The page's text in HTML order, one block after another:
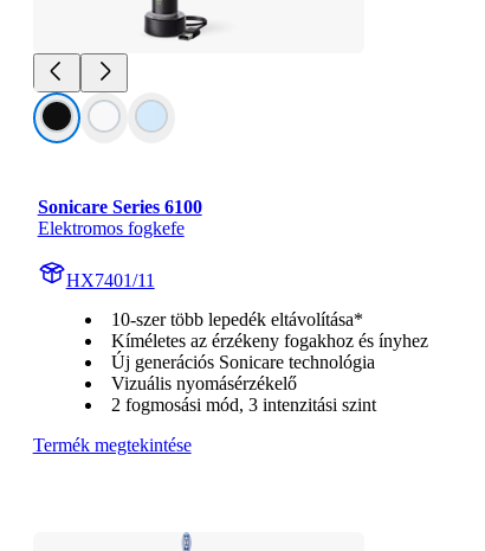
Sonicare Series 6100
Elektromos fogkefe
HX7401/11
10-szer több lepedék eltávolítása*
Kíméletes az érzékeny fogakhoz és ínyhez
Új generációs Sonicare technológia
Vizuális nyomásérzékelő
2 fogmosási mód, 3 intenzitási szint
Termék megtekintése